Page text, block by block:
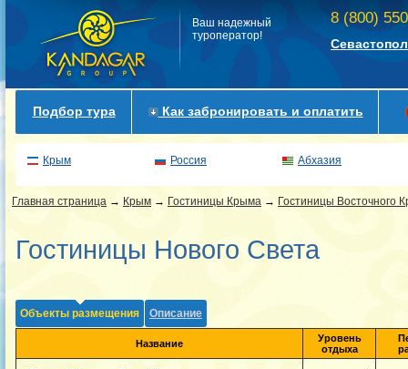
Ваш надежный
туроператор!
8 (800)
Подбор тура Как забронировать и оплатить
Крым Россия Абхазия
Главная страница → Крым → Гостиницы Крыма → Гостиницы Восточного
Гостиницы Нового Света
Объекты размещения Описание
Название
Уровень
отдыха